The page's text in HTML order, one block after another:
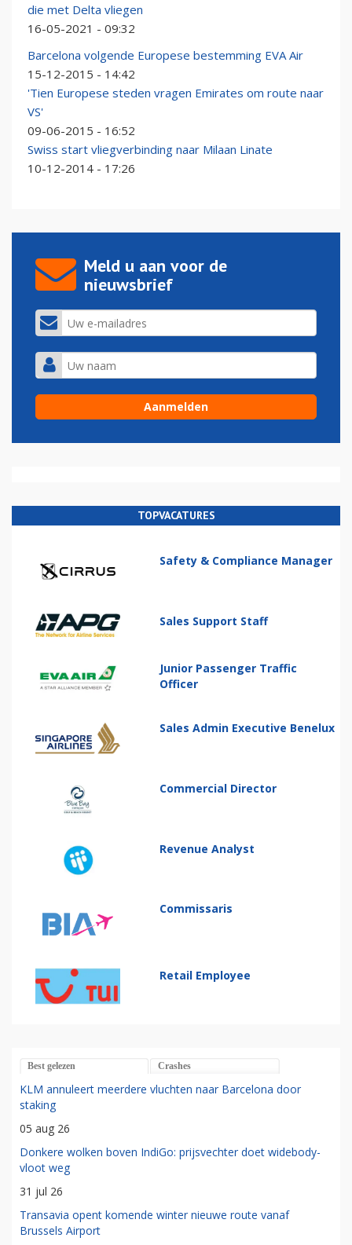
die met Delta vliegen
16-05-2021 - 09:32
Barcelona volgende Europese bestemming EVA Air
15-12-2015 - 14:42
'Tien Europese steden vragen Emirates om route naar
VS'
09-06-2015 - 16:52
Swiss start vliegverbinding naar Milaan Linate
10-12-2014 - 17:26
Meld u aan voor de
nieuwsbrief
TOPVACATURES
Safety & Compliance Manager
Sales Support Staff
Junior Passenger Traffic
Officer
Sales Admin Executive Benelux
Commercial Director
Revenue Analyst
Commissaris
Retail Employee
Best gelezen Crashes
KLM annuleert meerdere vluchten naar Barcelona door
staking
05 aug 26
Donkere wolken boven IndiGo: prijsvechter doet widebody-
vloot weg
31 jul 26
Transavia opent komende winter nieuwe route vanaf
Brussels Airport